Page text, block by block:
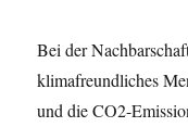
Bei der
klimafreundliches
und die CO2-